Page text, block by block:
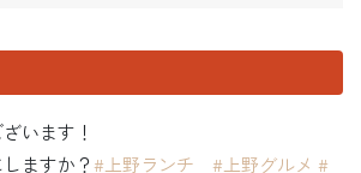
います！
ますか？#上野ランチ #上野グルメ #